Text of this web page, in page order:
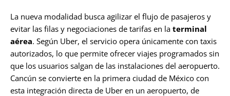
La nueva modalidad busca agilizar el flujo de pasajeros y
evitar las filas y negociaciones de tarifas en la terminal
aérea. Según Uber, el servicio opera únicamente con taxis
autorizados, lo que permite ofrecer viajes programados sin
que los usuarios salgan de las instalaciones del aeropuerto.
Cancún se convierte en la primera ciudad de México con
esta integración directa de Uber en un aeropuerto, de